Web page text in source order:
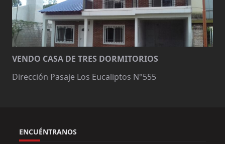
VENDO CASA DE TRES DORMITORIOS
Dirección Pasaje Los Eucaliptos N°555
ENCUÉNTRANOS